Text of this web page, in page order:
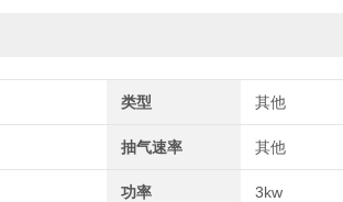
类型 其他
抽气速率 其他
功率 3kw